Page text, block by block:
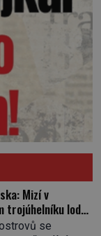
Mizí v
trojúhelníku lodě
se